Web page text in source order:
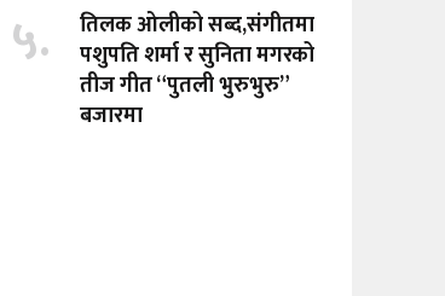
५.
तिलक ओलीको सब्द,संगीतमा
पशुपति शर्मा र सुनिता मगरको
तीज गीत “पुतली भुरुभुरु”
बजारमा